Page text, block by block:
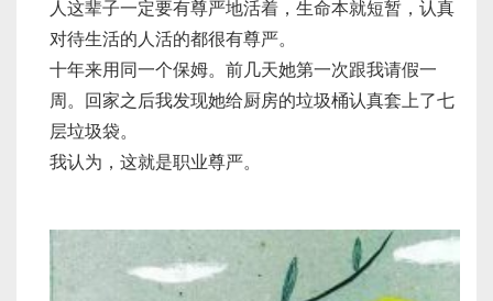
人这辈子一定要有尊严地活着，生命本就短暂，认真
对待生活的人活的都很有尊严。
十年来用同一个保姆。前几天她第一次跟我请假一
周。回家之后我发现她给厨房的垃圾桶认真套上了七
层垃圾袋。
我认为，这就是职业尊严。